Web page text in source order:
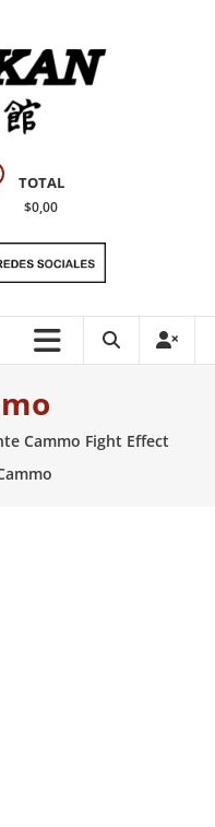
TOTAL
$0,00
Cammo Fight Effect